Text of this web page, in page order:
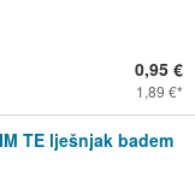
0,95 €
1,89 €
TE lješnjak badem